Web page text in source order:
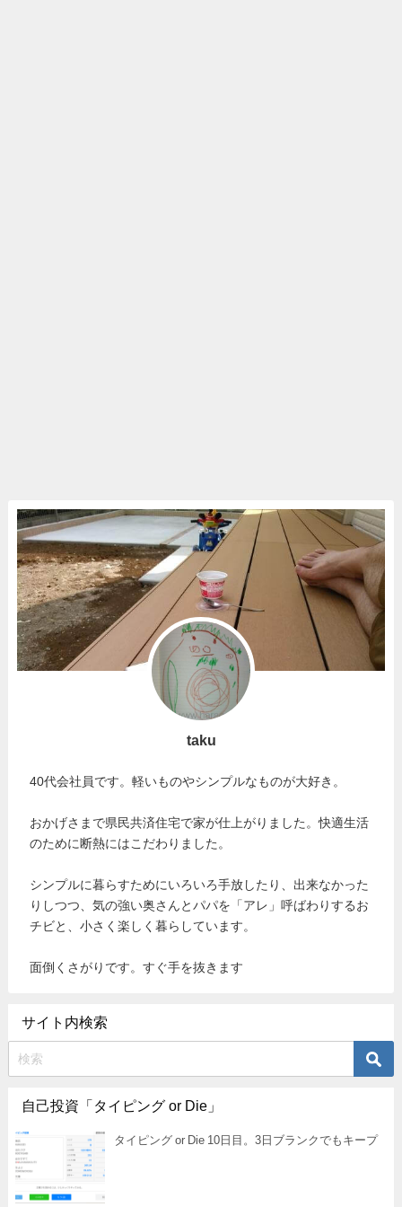
taku
40代会社員です。軽いものやシンプルなものが大好き。
おかげさまで県民共済住宅で家が仕上がりました。快適生活
のために断熱にはこだわりました。
シンプルに暮らすためにいろいろ手放したり、出来なかった
りしつつ、気の強い奥さんとパパを「アレ」呼ばわりするお
チビと、小さく楽しく暮らしています。
面倒くさがりです。すぐ手を抜きます
サイト内検索
自己投資「タイピング or Die」
タイピング or Die 10日目。3日ブランクでもキープ